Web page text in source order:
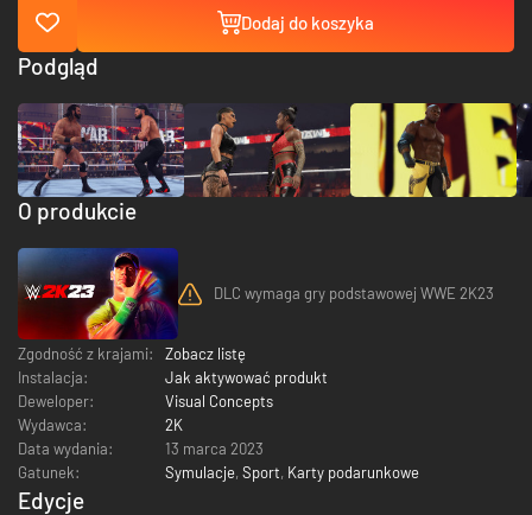
Dodaj do koszyka
O produkcie
DLC wymaga gry podstawowej WWE 2K23
Zgodność z krajami:
Zobacz listę
Instalacja:
Jak aktywować produkt
Deweloper:
Visual Concepts
Wydawca:
2K
Data wydania:
13 marca 2023
Gatunek:
Symulacje, Sport, Karty podarunkowe
Edycje
Podgląd